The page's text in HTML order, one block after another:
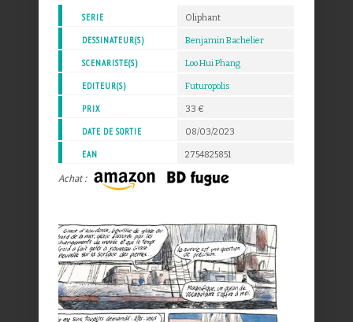
SERIE Oliphant
DESSINATEUR(S) Benjamin Bachelier
SCENARISTE(S) Loo Hui Phang
EDITEUR(S) Futuropolis
PRIX 33 €
DATE DE SORTIE 08/03/2023
EAN 2754825851
Achat :